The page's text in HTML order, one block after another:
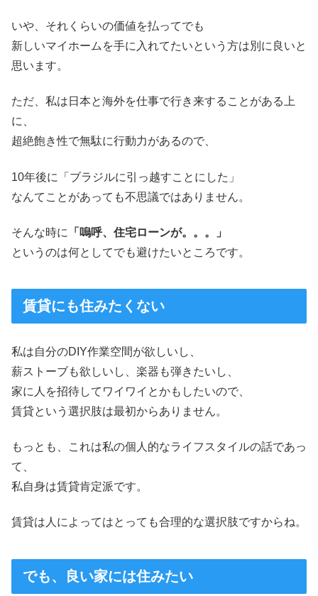
いや、それくらいの価値を払ってでも
新しいマイホームを手に入れてたいという方は別に良いと
思います。
ただ、私は日本と海外を仕事で行き来することがある上
に、
超絶飽き性で無駄に行動力があるので、
10年後に「ブラジルに引っ越すことにした」
なんてことがあっても不思議ではありません。
そんな時に
「嗚呼、住宅ローンが。。。」
というのは何としてでも避けたいところです。
賃貸にも住みたくない
私は自分のDIY作業空間が欲しいし、
薪ストーブも欲しいし、楽器も弾きたいし、
家に人を招待してワイワイとかもしたいので、
賃貸という選択肢は最初からありません。
もっとも、これは私の個人的なライフスタイルの話であっ
て、
私自身は賃貸肯定派です。
賃貸は人によってはとっても合理的な選択肢ですからね。
でも、良い家には住みたい